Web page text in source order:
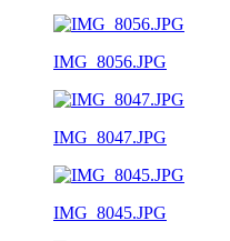
IMG_8056.JPG
IMG_8047.JPG
IMG_8045.JPG